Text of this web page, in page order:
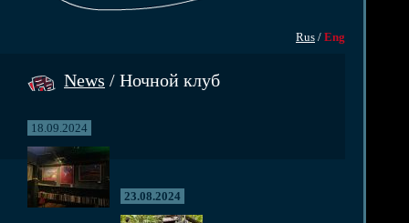
Rus / Eng
News / Ночной клуб
18.09.2024
23.08.2024